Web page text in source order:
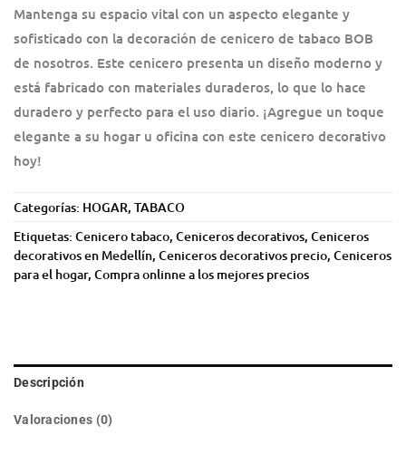
Mantenga su espacio vital con un aspecto elegante y
sofisticado con la decoración de cenicero de tabaco BOB
de nosotros. Este cenicero presenta un diseño moderno y
está fabricado con materiales duraderos, lo que lo hace
duradero y perfecto para el uso diario. ¡Agregue un toque
elegante a su hogar u oficina con este cenicero decorativo
hoy!
Categorías: HOGAR, TABACO
Etiquetas: Cenicero tabaco, Ceniceros decorativos, Ceniceros
decorativos en Medellín, Ceniceros decorativos precio, Ceniceros
para el hogar, Compra onlinne a los mejores precios
Descripción
Valoraciones (0)